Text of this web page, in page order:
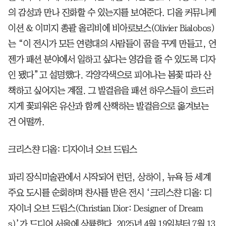
의 감성과 만나 진화할 수 있는지를 보여준다. 디올 커뮤니케
이션 & 이미지 총괄 올리비에 비아로보스(Olivier Bialobos)
는 “이 전시가 모든 연령대의 사람들이 꿈을 꾸게 만들고, 언
젠가 패션 분야에서 일하고 싶다는 영감을 줄 수 있도록 디자
인 됐다”고 설명했다. 각양각색으로 피어나는 봄꽃 따라 산
책하고 싶어지는 계절. 그 발걸음을 패션 하우스들이 흐드러
지게 꽃피워온 유산과 함께 산책하는 발걸음으로 옮겨보는
건 어떨까.
크리스챤 디올: 디자이너 오브 드림스
파리 장식미술관에서 시작되어 런던, 상하이, 뉴욕 등 세계
주요 도시를 순회하며 찬사를 받은 전시 ‘크리스챤 디올: 디
자이너 오브 드림스(Christian Dior: Designer of Dream
s)’가 드디어 서울에 상륙한다. 2025년 4월 19일부터 7월 13